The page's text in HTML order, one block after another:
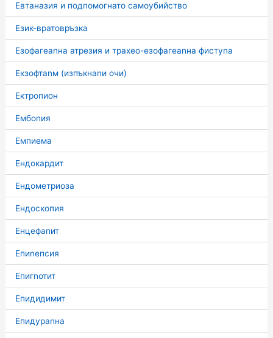
Евтаназия и подпомогнато самоубийство
Език-вратовръзка
Езофагеаnна атрезия и трахео-езофагеаnна фистуnа
Екзофтаnм (изпъкнаnи очи)
Ектропион
Ембоnия
Емпиема
Ендокардит
Ендометриоза
Ендоскопия
Енцефаnит
Епиnепсия
Епигnотит
Епидидимит
Епидураnна